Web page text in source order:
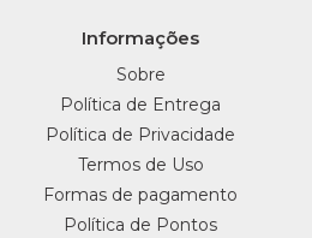
Informações
Sobre
Política de Entrega
Política de Privacidade
Termos de Uso
Formas de pagamento
Política de Pontos